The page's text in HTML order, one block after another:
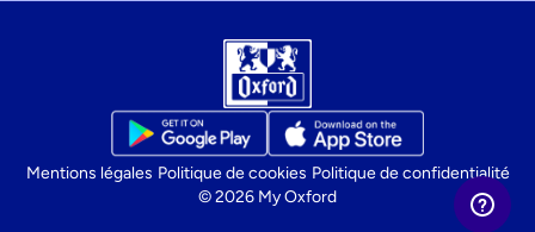
Mentions légales Politique de cookies Politique de confidentialité
© 2026 My Oxford